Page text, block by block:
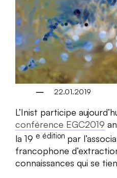
22.01.2019
L’Inist participe
conférence EGC2019
la 19 e édition par
francophone
connaissances qui se